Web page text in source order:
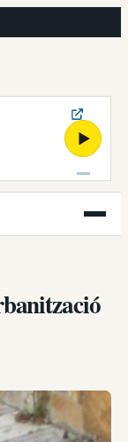
▶
Obre
el